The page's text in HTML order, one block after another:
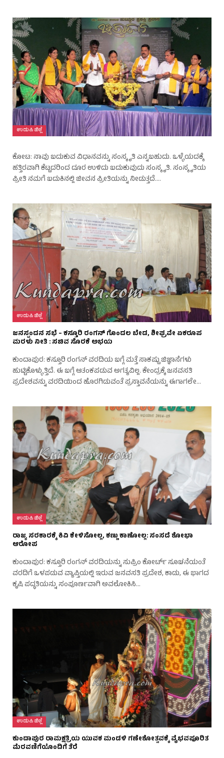
ಉಡುಪಿ ಜಿಲ್ಲೆ
ಕೋಟ: ನಾವು ಬದುಕುವ ವಿಧಾನವನ್ನು ಸಂಸ್ಕೃತಿ ಎನ್ನಬಹುದು. ಒಳ್ಳೆಯದಕ್ಕೆ
ಹತ್ತಿರವಾಗಿ ಕೆಟ್ಟದರಿಂದ ದೂರ ಉಳಿದು ಬದುಕುವುದು ಸಂಸ್ಕೃತಿ. ಸಂಸ್ಕೃತಿಯ
ಪ್ರೀತಿ ನಮಗೆ ಬದುಕಿನಲ್ಲಿ ಜೀವನ ಪ್ರೀತಿಯನ್ನು ನೀಡುತ್ತದೆ.…
ಉಡುಪಿ ಜಿಲ್ಲೆ
ಜನಸ್ಪಂದನ ಸಭೆ – ಕಸ್ತೂರಿ ರಂಗನ್ ಗೊಂದಲ ಬೇಡ, ಶೀಘ್ರವೇ ಏಕರೂಪ
ಮರಳು ನೀತಿ : ಸಚಿವ ಸೊರಕೆ ಅಭಯ
ಕುಂದಾಪುರ: ಕಸ್ತೂರಿ ರಂಗನ್ ವರದಿಯ ಬಗ್ಗೆ ಮತ್ತೆ ಸಾಕಷ್ಟು ಜಿಜ್ಞಾಸೆಗಳು
ಹುಟ್ಟಿಕೊಳ್ಳುತ್ತಿದೆ. ಈ ಬಗ್ಗೆ ಆತಂಕಪಡುವ ಅಗತ್ಯವಿಲ್ಲ. ಕೇಂದ್ರಕ್ಕೆ ಜನವಸತಿ
ಪ್ರದೇಶವನ್ನು ವರದಿಯಿಂದ ಹೊರಗಿಡುವಂತೆ ಪ್ರಸ್ತಾವನೆಯನ್ನು ಈಗಾಗಲೇ…
ಉಡುಪಿ ಜಿಲ್ಲೆ
ರಾಜ್ಯ ಸರಕಾರಕ್ಕೆ ಕಿವಿ ಕೇಳಿಸೋಲ್ಲ, ಕಣ್ಣು ಕಾಣೋಲ್ಲ: ಸಂಸದೆ ಶೋಭಾ
ಆರೋಪ
ಕುಂದಾಪುರ: ಕಸ್ತೂರಿ ರಂಗನ್ ವರದಿಯನ್ನು ಸುಪ್ರಿಂ ಕೋರ್ಟ್ ಸೂಚನೆಯಂತೆ
ವರದಿಗೆ ಒಳಪಡುವ ವ್ಯಾಪ್ತಿಯಲ್ಲಿ ಇರುವ ಜನವಸತಿ ಪ್ರದೇಶ, ಕಾಡು, ಈ ಭಾಗದ
ಕೃಷಿ ಪದ್ಧತಿಯನ್ನು ಸಂಪೂರ್ಣವಾಗಿ ಅವಲೋಕಿಸಿ…
ಉಡುಪಿ ಜಿಲ್ಲೆ
ಕುಂದಾಪುರ ರಾಮಕ್ಷತ್ರಿಯ ಯುವಕ ಮಂಡಳಿ ಗಣೇಶೋತ್ಸವಕ್ಕೆ ವೈಭವಪೂರಿತ
ಮೆರವಣಿಗೆಯೊಂದಿಗೆ ತೆರೆ